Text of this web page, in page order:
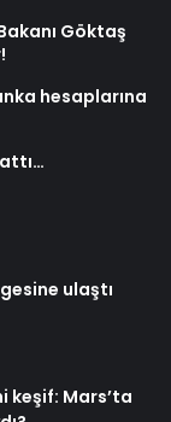
Göktaş
hesaplarına
ulaştı
keşif: Mars’ta